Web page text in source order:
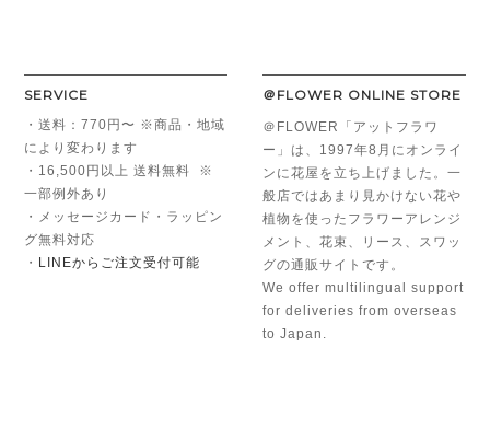
SERVICE
・送料：770円〜 ※商品・地域
により変わります
・16,500円以上 送料無料 ※
一部例外あり
・メッセージカード・ラッピン
グ無料対応
・ LINEからご注文受付可能
＠FLOWER ONLINE STORE
＠FLOWER「アットフラワ
ー」は、1997年8月にオンライ
ンに花屋を立ち上げました。一
般店ではあまり見かけない花や
植物を使ったフラワーアレンジ
メント、花束、リース、スワッ
グの通販サイトです。
We offer multilingual support
for deliveries from overseas
to Japan.